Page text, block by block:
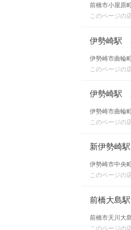
前橋市小屋原
このページの
伊勢崎駅
伊勢崎市曲輪
このページの
伊勢崎駅
伊勢崎市曲輪
このページの
新伊勢崎駅
伊勢崎市中央
このページの
前橋大島駅
前橋市天川大
このページの